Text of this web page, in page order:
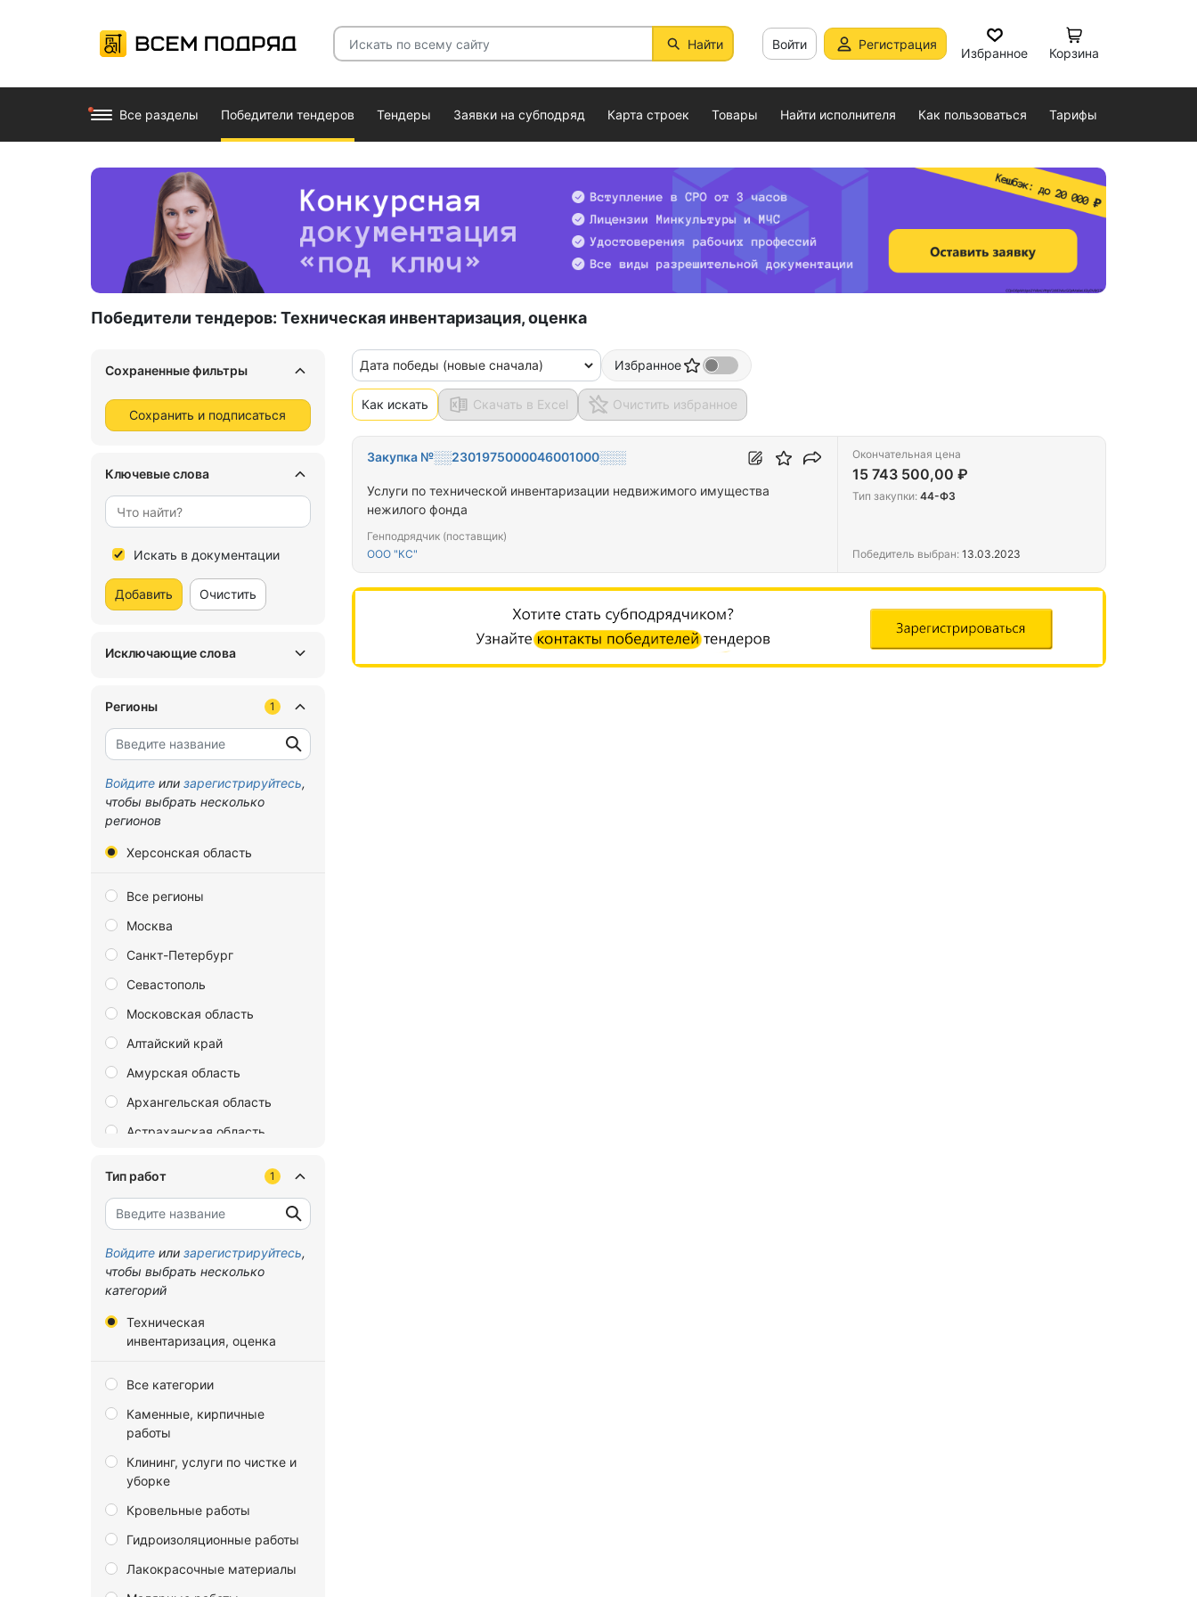
Найти Войти Регистрация
Избранное Корзина
Все разделы Победители тендеров Тендеры Заявки на субподряд Карта строек Товары Найти исполнителя Как пользоваться Тарифы
Победители тендеров: Техническая инвентаризация, оценка
Сохраненные фильтры
Сохранить и подписаться
Ключевые слова
Искать в документации
Добавить Очистить
Исключающие слова
Регионы 1
Войдите или зарегистрируйтесь,
чтобы выбрать несколько
регионов
Херсонская область
Все регионы
Москва
Санкт-Петербург
Севастополь
Московская область
Алтайский край
Амурская область
Архангельская область
Астраханская область
Брянская область
Владимирская область
Волгоградская область
Воронежская область
Республика
Еврейская автономная
область
Забайкальский край
Запорожская область
Ивановская область
Иркутская область
Калининградская область
Тип работ 1
Войдите или зарегистрируйтесь,
чтобы выбрать несколько
категорий
Техническая
инвентаризация, оценка
Все категории
Каменные, кирпичные
работы
Клининг, услуги по чистке и
уборке
Кровельные работы
Гидроизоляционные работы
Лакокрасочные материалы
Дата победы (новые сначала) Избранное
Как искать Скачать в Excel Очистить избранное
Закупка №░░2301975000046001000░░░
Услуги по технической инвентаризации недвижимого имущества
нежилого фонда
Генподрядчик (поставщик)
ООО "КС"
Окончательная цена
15 743 500,00 ₽
Тип закупки: 44-ФЗ
Победитель выбран: 13.03.2023